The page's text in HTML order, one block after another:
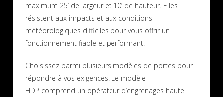
maximum 25’ de largeur et 10’ de hauteur. Elles
résistent aux impacts et aux conditions
météorologiques difficiles pour vous offrir un
fonctionnement fiable et performant.
Choisissez parmi plusieurs modèles de portes pour
répondre à vos exigences. Le modèle
HDP comprend un opérateur d’engrenages haute